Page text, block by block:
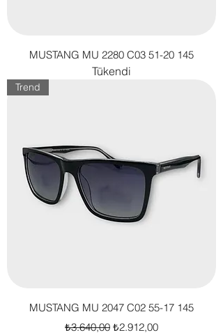
MUSTANG MU 2280 C03 51-20 145
Tükendi
Trend
MUSTANG MU 2047 C02 55-17 145
Normal Fiyat
₺3.640,00 İndirimli Fiyat
₺2.912,00